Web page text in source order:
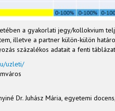
a gyakorlati jegy/kollokvium
illetve a partner külön-külön
százalékos adatait a fenti
uzleti/
Dr. Juhász Mária, egyetemi